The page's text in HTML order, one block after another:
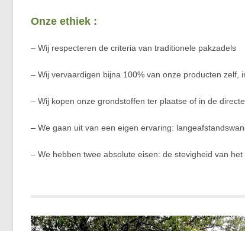
Onze ethiek :
– Wij respecteren de criteria van traditionele pakzadels
– Wij vervaardigen bijna 100% van onze producten zelf,
– Wij kopen onze grondstoffen ter plaatse of in de
– We gaan uit van een eigen ervaring:
– We hebben twee absolute eisen: de stevigheid van